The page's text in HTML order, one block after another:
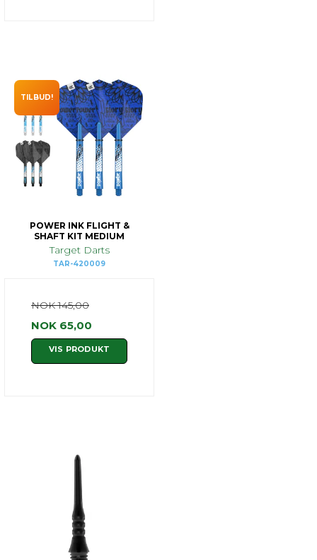
TILBUD!
POWER INK FLIGHT &
SHAFT KIT MEDIUM
Target Darts
TAR-420009
NOK 145,00
NOK 65,00
VIS PRODUKT